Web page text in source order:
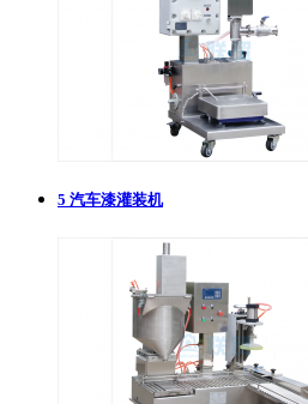
5 汽车漆灌装机